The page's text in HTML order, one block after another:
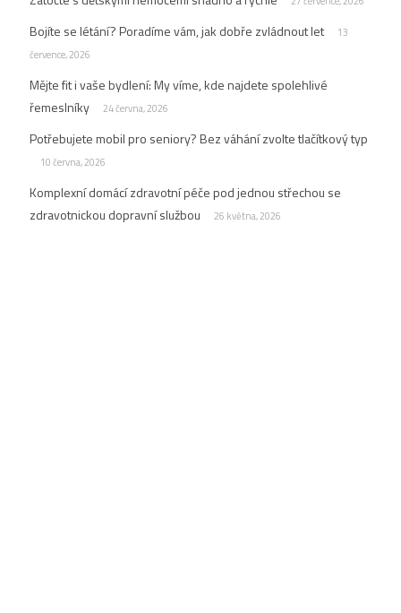
Bojíte se létání? Poradíme vám, jak dobře zvládnout let
13
července, 2026
Mějte fit i vaše bydlení: My víme, kde najdete spolehlivé
řemeslníky
24 června, 2026
Potřebujete mobil pro seniory? Bez váhání zvolte tlačítkový typ
10 června, 2026
Komplexní domácí zdravotní péče pod jednou střechou se
zdravotnickou dopravní službou
26 května, 2026